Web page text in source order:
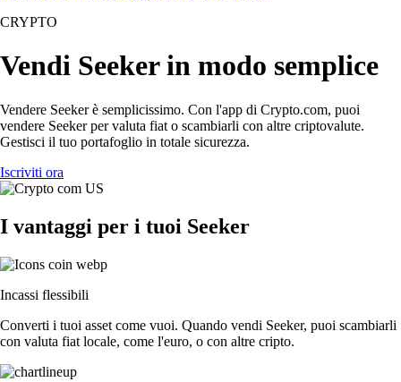
CRYPTO
Vendi Seeker in modo semplice
Vendere Seeker è semplicissimo. Con l'app di Crypto.com, puoi
vendere Seeker per valuta fiat o scambiarli con altre criptovalute.
Gestisci il tuo portafoglio in totale sicurezza.
Iscriviti ora
I vantaggi per i tuoi Seeker
Incassi flessibili
Converti i tuoi asset come vuoi. Quando vendi Seeker, puoi scambiarli
con valuta fiat locale, come l'euro, o con altre cripto.